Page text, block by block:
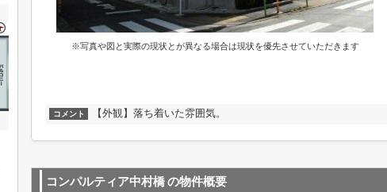
※写真や図と実際の現状とが異なる場合は現状を優先させていただきます
コメント 【外観】落ち着いた雰囲気。
コンパルティア中村橋の物件概要